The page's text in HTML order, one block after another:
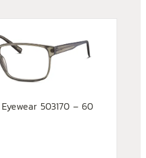
503170 – 60